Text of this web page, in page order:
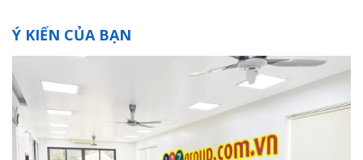
Ý KIẾN CỦA BẠN